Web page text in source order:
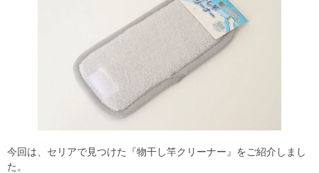
今回は、セリアで見つけた『物干し竿クリーナー』をご紹介しまし
た。